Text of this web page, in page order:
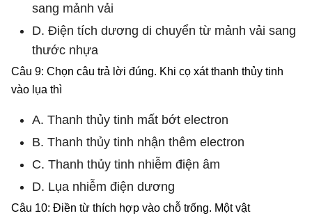
sang mảnh vải
D. Điện tích dương di chuyển từ mảnh vải sang
thước nhựa
Câu 9: Chọn câu trả lời đúng. Khi cọ xát thanh thủy tinh
vào lụa thì
A. Thanh thủy tinh mất bớt electron
B. Thanh thủy tinh nhận thêm electron
C. Thanh thủy tinh nhiễm điện âm
D. Lụa nhiễm điện dương
Câu 10: Điền từ thích hợp vào chỗ trống. Một vật